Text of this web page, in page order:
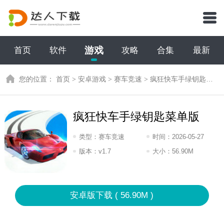
首页 软件 游戏 攻略 合集 最新
您的位置：首页 >安卓游戏 >赛车竞速 >疯狂快车手绿钥匙菜单版
疯狂快车手绿钥匙菜单版
类型：赛车竞速 时间： 2026-05-27
09:2026
版本：v1.7 大小： 56.90M
安卓版下载 ( 56.90M )